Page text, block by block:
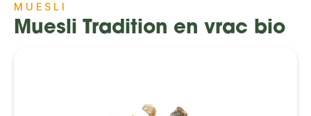
MUESLI
Muesli Tradition en vrac bio